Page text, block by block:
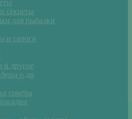
секреты
для рыбалки
и сапоги
и другое
и др
советы